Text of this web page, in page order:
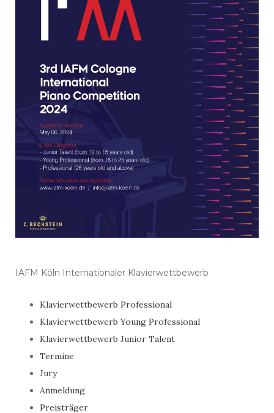
IAFM Köln Internationaler Klavierwettbewerb
Klavierwettbewerb Professional
Klavierwettbewerb Young Professional
Klavierwettbewerb Junior Talent
Termine
Jury
Anmeldung
Preisträger